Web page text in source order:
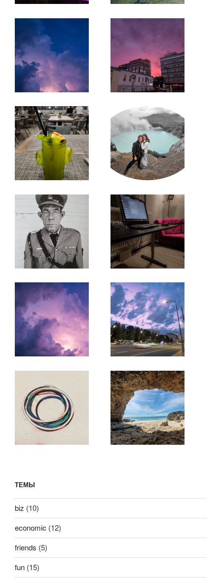
ТЕМЫ
biz (10)
economic (12)
friends (5)
fun (15)